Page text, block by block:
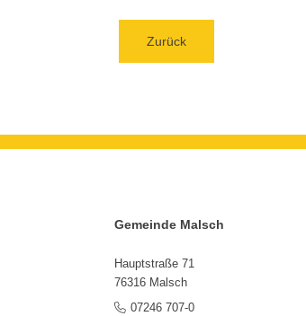
Zurück
Gemeinde Malsch
Hauptstraße 71
76316 Malsch
07246 707-0